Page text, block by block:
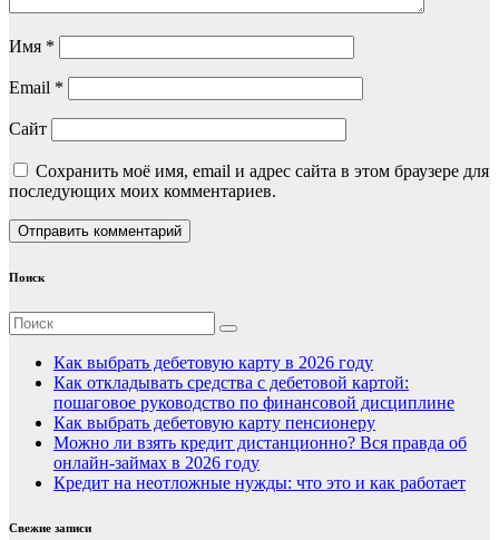
Имя *
Email *
Сайт
Сохранить моё имя, email и адрес сайта в этом браузере для
последующих моих комментариев.
Поиск
Как выбрать дебетовую карту в 2026 году
Как откладывать средства с дебетовой картой:
пошаговое руководство по финансовой дисциплине
Как выбрать дебетовую карту пенсионеру
Можно ли взять кредит дистанционно? Вся правда об
онлайн-займах в 2026 году
Кредит на неотложные нужды: что это и как работает
Свежие записи